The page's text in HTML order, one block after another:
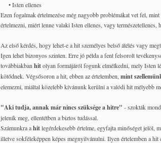
• Isten ellenes
Ezen fogalmak értelmezése még nagyobb problémákat vet fel,
értelmezni, miért lenne valaki Isten ellenes, vagy természetellenes,
Az első kérdés, hogy lehet-e a hit személyes belső átélés vagy
Igen lehet bizonyos szinten. Erre jó példa a fent felsorolt
továbbiakban hitolyan formájáról fogunk elmélkedni, mely Isten
kötődnek. Végsősoron a hit, ebben az értelemben, mint
elemezni, miáltal közelebb kívánunk kerülni a valódi hit mélyebb
"Aki tudja, annak már nincs szüksége a hitre" - szokták
jelenik meg, ellentétben a biztos tudással.
Számunkra ahitlegérdekesebb értelme, egyfajta minőséget jelöl,
illetve sokféleképpen képes megnyilvánulni. Ilyen értelemben a